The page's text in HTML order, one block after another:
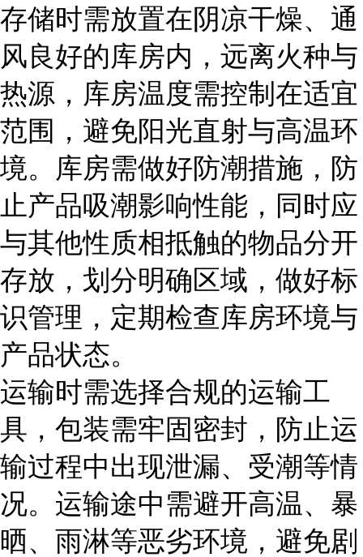
存储时需放置在阴凉干燥、通
风良好的库房内，远离火种与
热源，库房温度需控制在适宜
范围，避免阳光直射与高温环
境。库房需做好防潮措施，防
止产品吸潮影响性能，同时应
与其他性质相抵触的物品分开
存放，划分明确区域，做好标
识管理，定期检查库房环境与
产品状态。
运输时需选择合规的运输工
具，包装需牢固密封，防止运
输过程中出现泄漏、受潮等情
况。运输途中需避开高温、暴
晒、雨淋等恶劣环境，避免剧